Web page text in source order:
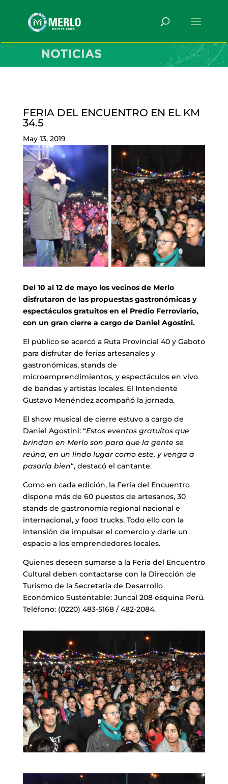
FERIA DEL ENCUENTRO EN EL KM
34.5
May 13, 2019
Del 10 al 12 de mayo los vecinos de Merlo
disfrutaron de las propuestas gastronómicas y
espectáculos gratuitos en el Predio Ferroviario,
con un gran cierre a cargo de Daniel Agostini.
El público se acercó a Ruta Provincial 40 y Gaboto
para disfrutar de ferias artesanales y
gastronómicas, stands de
microemprendimientos, y espectáculos en vivo
de bandas y artistas locales. El Intendente
Gustavo Menéndez acompañó la jornada.
El show musical de cierre estuvo a cargo de
Daniel Agostini: “Estos eventos gratuitos que
brindan en Merlo son para que la gente se
reúna, en un lindo lugar como este, y venga a
pasarla bien“, destacó el cantante.
Como en cada edición, la Feria del Encuentro
dispone más de 60 puestos de artesanos, 30
stands de gastronomía regional nacional e
internacional, y food trucks. Todo ello con la
intensión de impulsar el comercio y darle un
espacio a los emprendedores locales.
Quienes deseen sumarse a la Feria del Encuentro
Cultural deben contactarse con la Dirección de
Turismo de la Secretaría de Desarrollo
Económico Sustentable: Juncal 208 esquina Perú.
Teléfono: (0220) 483-5168 / 482-2084.